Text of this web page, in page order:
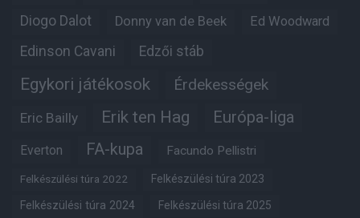
Diogo Dalot Donny van de Beek Ed Woodward
Edinson Cavani Edzői stáb
Egykori játékosok Érdekességek
Eric Bailly Erik ten Hag Európa-liga
Everton FA-kupa Facundo Pellistri
Felkészülési túra 2022 Felkészülési túra 2023
Felkészülési túra 2024 Felkészülési túra 2025